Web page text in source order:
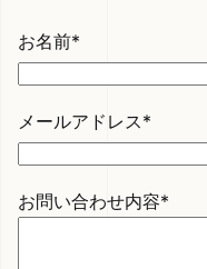
お名前*
メールアドレス*
お問い合わせ内容*